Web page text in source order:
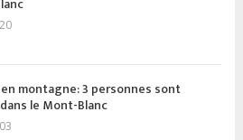
montagne: 3 personnes sont
le Mont-Blanc